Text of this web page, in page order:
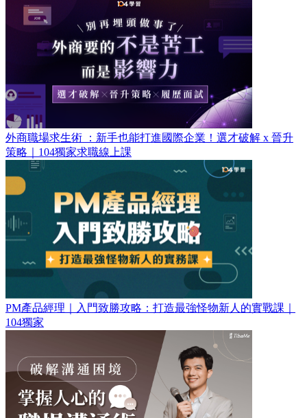
外商職場求生術 ：新手也能打進國際企業！選才破解 x 晉升
策略｜104獨家求職線上課
PM產品經理｜入門致勝攻略：打造最強怪物新人的實戰課｜
104獨家